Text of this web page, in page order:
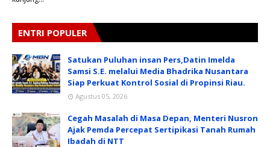
ENTRI POPULER
Satukan Puluhan insan Pers,Datin Imelda
Samsi S.E. melalui Media Bhadrika Nusantara
Siap Perkuat Kontrol Sosial di Propinsi Riau.
Agustus 05, 2026
Cegah Masalah di Masa Depan, Menteri Nusron
Ajak Pemda Percepat Sertipikasi Tanah Rumah
Ibadah di NTT